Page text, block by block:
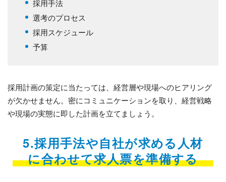
採用手法
選考のプロセス
採用スケジュール
予算
採用計画の策定に当たっては、経営層や現場へのヒアリング
が欠かせません。密にコミュニケーションを取り、経営戦略
や現場の実態に即した計画を立てましょう。
5.採用手法や自社が求める人材
に合わせて求人票を準備する